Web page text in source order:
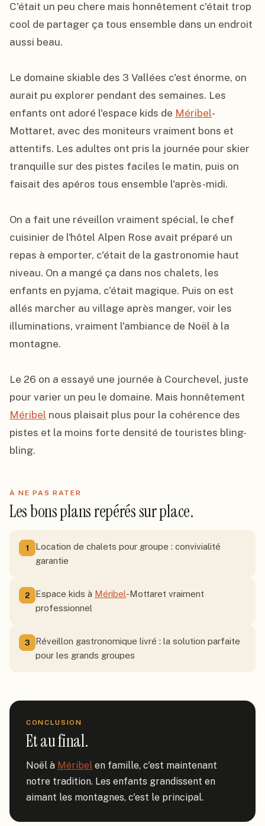
C'était un peu chere mais honnêtement c'était trop
cool de partager ça tous ensemble dans un endroit
aussi beau.
Le domaine skiable des 3 Vallées c'est énorme, on
aurait pu explorer pendant des semaines. Les
enfants ont adoré l'espace kids de Méribel-
Mottaret, avec des moniteurs vraiment bons et
attentifs. Les adultes ont pris la journée pour skier
tranquille sur des pistes faciles le matin, puis on
faisait des apéros tous ensemble l'après-midi.
On a fait une réveillon vraiment spécial, le chef
cuisinier de l'hôtel Alpen Rose avait préparé un
repas à emporter, c'était de la gastronomie haut
niveau. On a mangé ça dans nos chalets, les
enfants en pyjama, c'était magique. Puis on est
allés marcher au village après manger, voir les
illuminations, vraiment l'ambiance de Noël à la
montagne.
Le 26 on a essayé une journée à Courchevel, juste
Méribel nous plaisait plus pour la cohérence des
pistes et la moins forte densité de touristes bling-
bling.
À NE PAS RATER
Les bons plans repérés sur place.
1
Location de chalets pour groupe : convivialité
garantie
2 Espace kids à Méribel-Mottaret vraiment
professionnel
3
Réveillon gastronomique livré : la solution parfaite
pour les grands groupes
CONCLUSION
Et au final.
Noël à Méribel en famille, c'est maintenant
notre tradition. Les enfants grandissent en
aimant les montagnes, c'est le principal.